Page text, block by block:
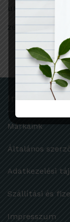
utazás
zero waste
Információk
Márkáink
Általános
Adatkezelési
Szállítási és
Impresszum